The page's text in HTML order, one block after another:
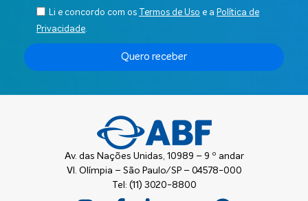
Li e concordo com os Termos de Uso e a Política de
Privacidade.
Quero receber
Av. das Nações Unidas, 10989 – 9 º andar
Vl. Olímpia – São Paulo/SP – 04578-000
Tel: (11) 3020-8800